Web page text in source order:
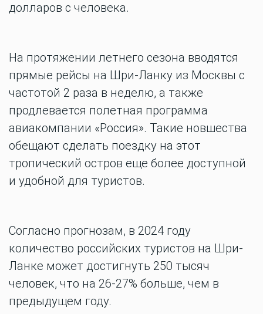
долларов с человека.
На протяжении летнего сезона вводятся
прямые рейсы на Шри-Ланку из Москвы с
частотой 2 раза в неделю, а также
продлевается полетная программа
авиакомпании «Россия». Такие новшества
обещают сделать поездку на этот
тропический остров еще более доступной
и удобной для туристов.
Согласно прогнозам, в 2024 году
количество российских туристов на Шри-
Ланке может достигнуть 250 тысяч
человек, что на 26-27% больше, чем в
предыдущем году.